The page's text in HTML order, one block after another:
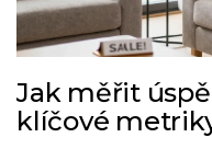
Jak měřit
klíčové